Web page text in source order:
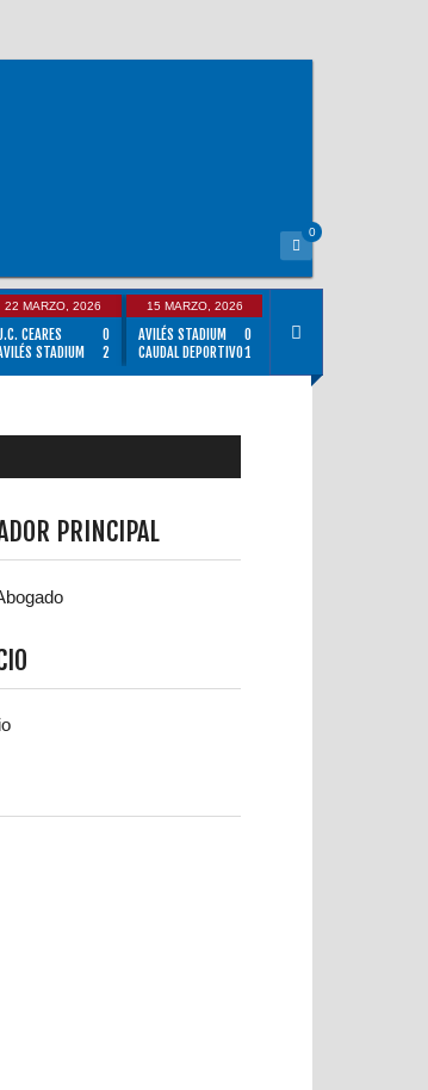
0
22 MARZO, 2026
CEARES
0
STADIUM
2
15 MARZO, 2026
AVILÉS STADIUM
0
CAUDAL DEPORTIVO1
PRINCIPAL